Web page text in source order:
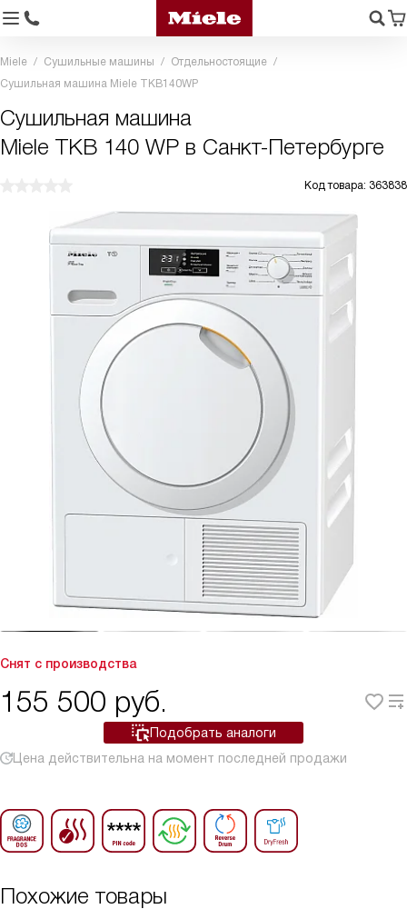
Miele Сушильные машины
Отдельностоящие
Сушильная машина Miele TKB140WP
Сушильная машина
Miele TKB 140 WP в Санкт-Петербурге
Код товара: 363838
Снят с производства
155 500 руб.
Подобрать аналоги
Цена действительна на момент последней продажи
Похожие товары